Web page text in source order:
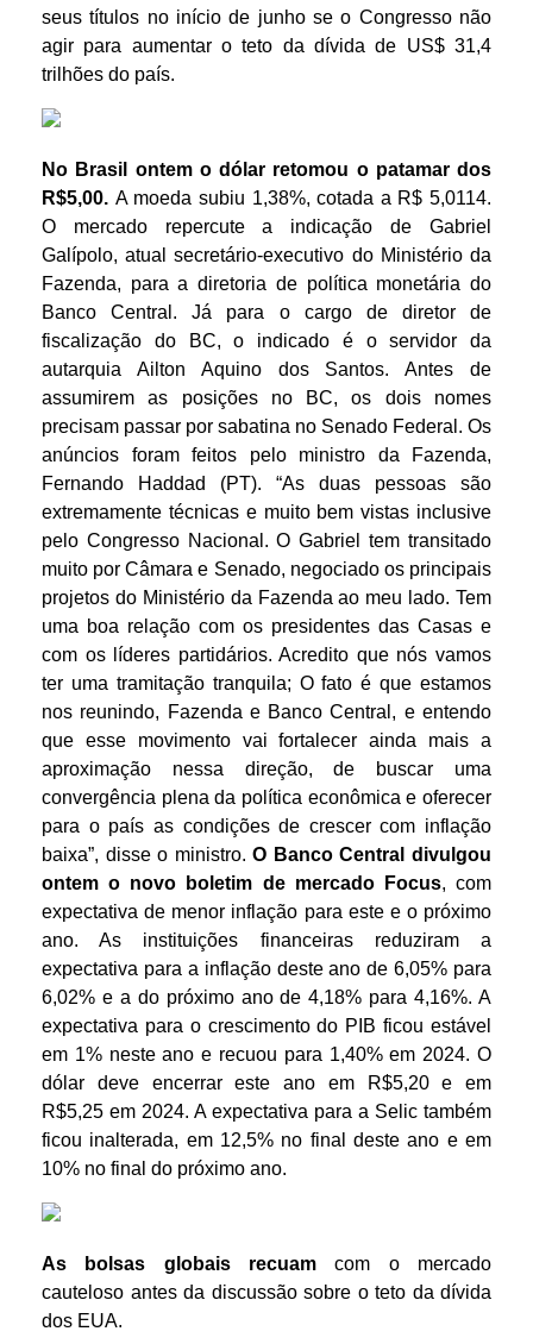
seus títulos no início de junho se o Congresso não
agir para aumentar o teto da dívida de US$ 31,4
trilhões do país.
No Brasil ontem o dólar retomou o patamar dos
R$5,00. A moeda subiu 1,38%, cotada a R$ 5,0114.
O mercado repercute a indicação de Gabriel
Galípolo, atual secretário-executivo do Ministério da
Fazenda, para a diretoria de política monetária do
Banco Central. Já para o cargo de diretor de
fiscalização do BC, o indicado é o servidor da
autarquia Ailton Aquino dos Santos. Antes de
assumirem as posições no BC, os dois nomes
precisam passar por sabatina no Senado Federal. Os
anúncios foram feitos pelo ministro da Fazenda,
Fernando Haddad (PT). “As duas pessoas são
extremamente técnicas e muito bem vistas inclusive
pelo Congresso Nacional. O Gabriel tem transitado
muito por Câmara e Senado, negociado os principais
projetos do Ministério da Fazenda ao meu lado. Tem
uma boa relação com os presidentes das Casas e
com os líderes partidários. Acredito que nós vamos
ter uma tramitação tranquila; O fato é que estamos
nos reunindo, Fazenda e Banco Central, e entendo
que esse movimento vai fortalecer ainda mais a
aproximação nessa direção, de buscar uma
convergência plena da política econômica e oferecer
para o país as condições de crescer com inflação
baixa”, disse o ministro.O Banco Central divulgou
ontem o novo boletim de mercado Focus, com
expectativa de menor inflação para este e o próximo
ano. As instituições financeiras reduziram a
expectativa para a inflação deste ano de 6,05% para
6,02% e a do próximo ano de 4,18% para 4,16%. A
expectativa para o crescimento do PIB ficou estável
em 1% neste ano e recuou para 1,40% em 2024. O
dólar deve encerrar este ano em R$5,20 e em
R$5,25 em 2024. A expectativa para a Selic também
ficou inalterada, em 12,5% no final deste ano e em
10% no final do próximo ano.
As bolsas globais recuam com o mercado
cauteloso antes da discussão sobre o teto da dívida
dos EUA.